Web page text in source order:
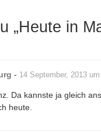
„Heute in
- 14 September, 2013
Da kannste ja gleich
heute.